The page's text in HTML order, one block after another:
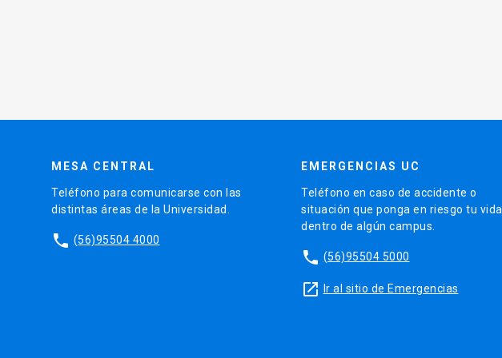
MESA CENTRAL
Teléfono para comunicarse con las
distintas áreas de la Universidad.
phone (56)95504 4000
EMERGENCIAS UC
Teléfono en caso de accidente o
situación que ponga en riesgo tu vida
dentro de algún campus.
phone (56)95504 5000
launch Ir al sitio de Emergencias